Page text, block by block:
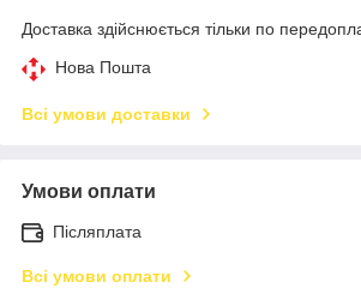
Доставка здійснюється тільки по
Нова Пошта
Всі умови доставки
Умови оплати
Післяплата
Всі умови оплати